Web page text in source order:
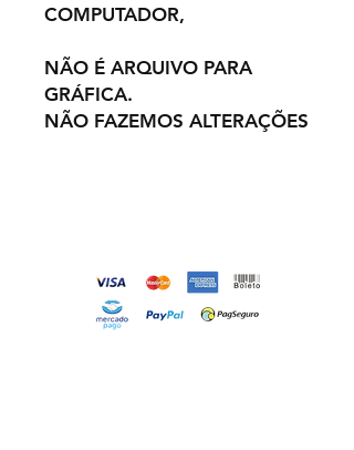
COMPUTADOR,
NÃO É ARQUIVO PARA
GRÁFICA.
NÃO FAZEMOS ALTERAÇÕES